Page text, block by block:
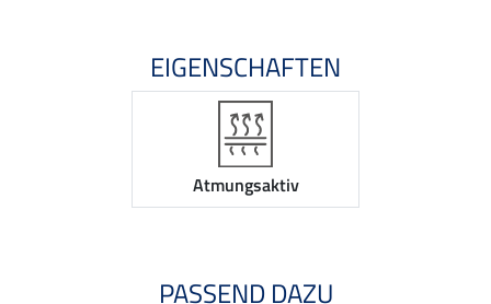
EIGENSCHAFTEN
Atmungsaktiv
PASSEND DAZU